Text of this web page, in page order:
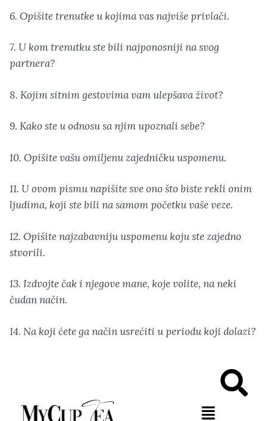
6. Opišite trenutke u kojima vas najviše privlači.
7. U kom trenutku ste bili najponosniji na svog
partnera?
8. Kojim sitnim gestovima vam ulepšava život?
9. Kako ste u odnosu sa njim upoznali sebe?
10. Opišite vašu omiljenu zajedničku uspomenu.
11. U ovom pismu napišite sve ono što biste rekli onim
ljudima, koji ste bili na samom početku vaše veze.
12. Opišite najzabavniju uspomenu koju ste zajedno
stvorili.
13. Izdvojte čak i njegove mane, koje volite, na neki
čudan način.
14. Na koji ćete ga način usrećiti u periodu koji dolazi?